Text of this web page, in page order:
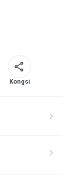
Kongsi